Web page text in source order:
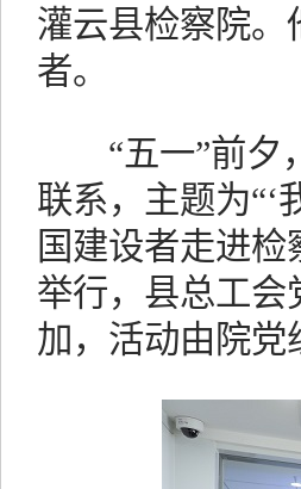
灌云县检察院。
者。
“五一”前夕，
联系，主题为
国建设者走进
举行，县总工会
加，活动由院党